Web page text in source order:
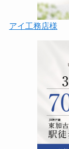
アイ工務店様